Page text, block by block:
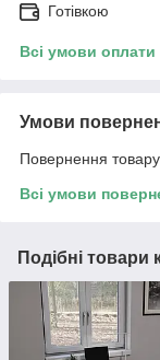
Готівкою
Всі умови оплати
Умови
Повернення
Всі умови
Подібні товари